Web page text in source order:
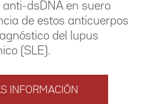
anti-dsDNA en suero
de estos anticuerpos
del lupus
(SLE).
INFORMACIÓN